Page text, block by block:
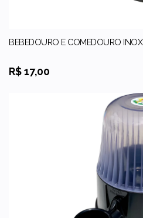
BEBEDOURO E COMEDOURO INOX
R$ 17,00